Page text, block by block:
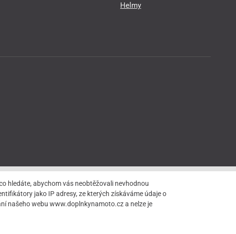
Helmy
hledáte, abychom vás neobtěžovali nevhodnou
jako IP adresy, ze kterých získáváme údaje o
našeho webu www.doplnkynamoto.cz a nelze je